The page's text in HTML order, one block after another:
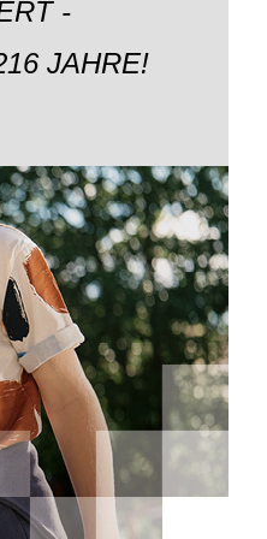
-
JAHRE!